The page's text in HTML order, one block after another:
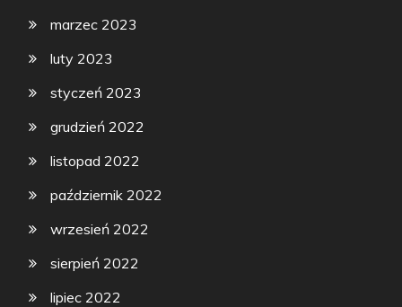
marzec 2023
luty 2023
styczeń 2023
grudzień 2022
listopad 2022
październik 2022
wrzesień 2022
sierpień 2022
lipiec 2022